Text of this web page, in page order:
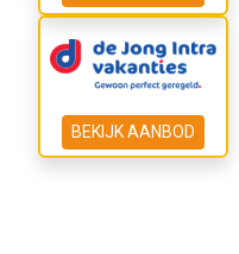
BEKIJK AANBOD